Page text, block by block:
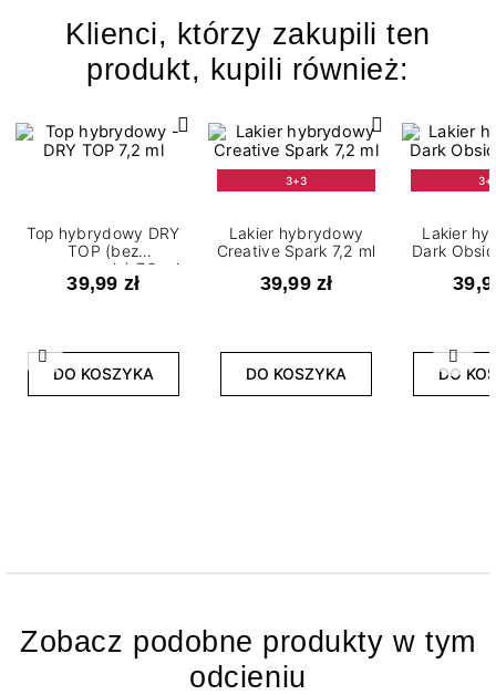
Klienci, którzy zakupili ten
produkt, kupili również:
Poprzedni
Top hybrydowy DRY
TOP (bez
przemywania) 7,2 ml
39,99 zł
DO KOSZYKA
3+3
Lakier hybrydowy
Creative Spark 7,2 ml
39,99 zł
DO KOSZYKA
Lakier
Dark
DO
Zobacz podobne produkty w tym
odcieniu